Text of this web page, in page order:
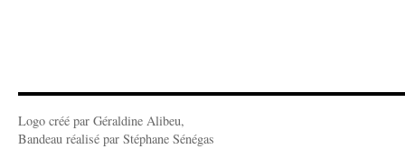
Logo créé par Géraldine Alibeu,
Bandeau réalisé par Stéphane Sénégas